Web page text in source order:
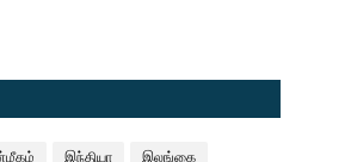
இந்தியா இலங்கை